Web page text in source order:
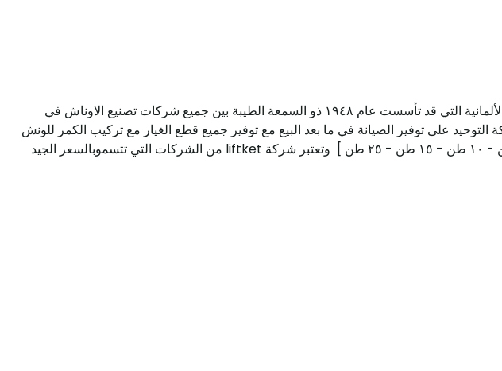
تقوم شركة التوحيد للتوكيلات التجارية على استيراد اوناش رفع كهربائية [جنزير] وكيل معتمد من شركة liftket الألمانية التي قد تأسست عام ١٩٤٨ ذو السمعة الطيبة بين جميع شركات تصنيع الاوناش في
على توفير الصيانة في ما بعد البيع مع توفير جميع قطع الغيار مع تركيب الكمر للونش
وتمنحك ضمان عام من عيوب الصناعة وتوفر لك الشركة حمولات رفع [ ١ طن - ٢ طن - ٣ طن - ٥طن - ٦طن - ١٠ طن - ١٥ طن - ٢٥ طن ] وتعتبر شركة liftket من الشركات التي تتسموبالسعر الجيد